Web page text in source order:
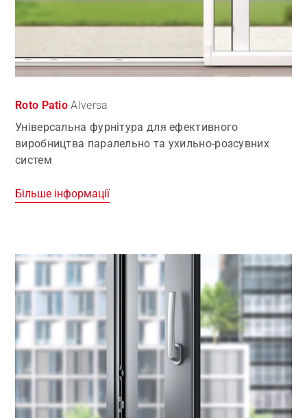
Roto Patio Alversa
Універсальна фурнітура для ефективного
виробництва паралельно та ухильно-розсувних
систем
Більше інформації